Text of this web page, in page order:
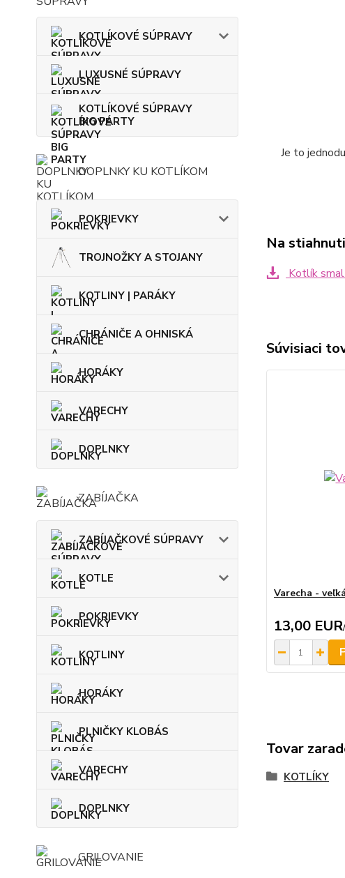
KOTLÍKOVÉ SÚPRAVY
LUXUSNÉ SÚPRAVY
KOTLÍKOVÉ SÚPRAVY
BIG PARTY
DOPLNKY KU KOTLÍKOM
POKRIEVKY
TROJNOŽKY A STOJANY
KOTLINY | PARÁKY
CHRÁNIČE A OHNISKÁ
HORÁKY
VARECHY
DOPLNKY
ZABÍJAČKA
ZABÍJAČKOVÉ SÚPRAVY
KOTLE
POKRIEVKY
KOTLINY
HORÁKY
PLNIČKY KLOBÁS
VARECHY
DOPLNKY
GRILOVANIE
Je to
Na
Kotlík
Súvisiaci
Varecha - veľká
13,00 EUR/
Tovar
KOTLÍKY